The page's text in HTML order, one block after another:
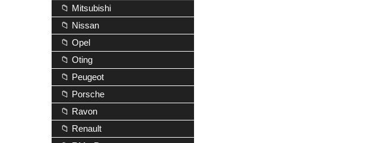
📁 Mitsubishi
📁 Nissan
📁 Opel
📁 Oting
📁 Peugeot
📁 Porsche
📁 Ravon
📁 Renault